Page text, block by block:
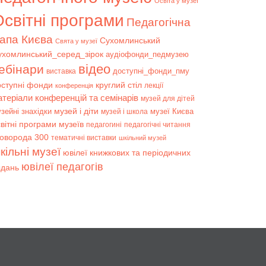
програми Педагогічна
Києва Свята у музеї Сухомлинський
аудіофонди_педмузею
виставка відео доступні_фонди_пму
фонди конференція круглий стіл лекції
конференцій та семінарів музей для дітей
знахідки музей і діти музей і школа музеї Києва
програми музеїв педагогині педагогічні читання
300 тематичні виставки шкільний музей
музеї ювілеї книжкових та періодичних
ювілеї педагогів